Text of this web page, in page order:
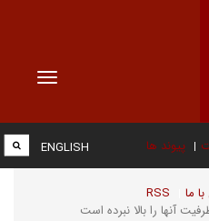
Toggle
پیوند ها
ما RSS
ENGLISH
آنها را بالا نبرده است